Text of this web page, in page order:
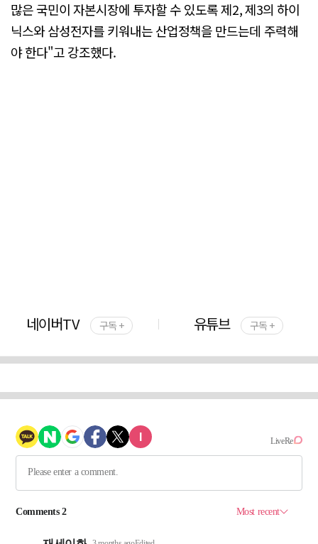
많은 국민이 자본시장에 투자할 수 있도록 제2, 제3의 하이
닉스와 삼성전자를 키워내는 산업정책을 만드는데 주력해
야 한다"고 강조했다.
네이버TV 구독 + 유튜브 구독 +